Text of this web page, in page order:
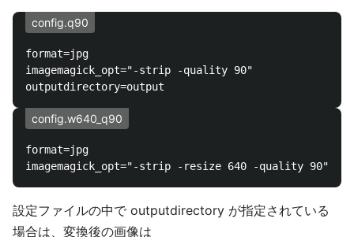
config.q90
format=jpg
imagemagick_opt="-strip -quality 90"
config.w640_q90
format=jpg
設定ファイルの中で outputdirectory が指定されている
場合は、変換後の画像は